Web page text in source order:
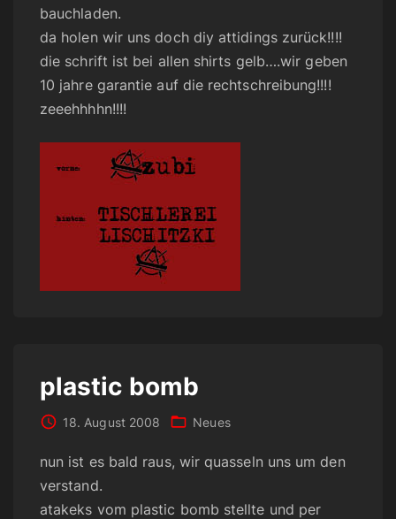
bauchladen.
da holen wir uns doch diy attidings zurück!!!!
die schrift ist bei allen shirts gelb….wir geben
10 jahre garantie auf die rechtschreibung!!!!
zeeehhhhn!!!!
plastic bomb
18. August 2008 Neues
nun ist es bald raus, wir quasseln uns um den
verstand.
atakeks vom plastic bomb stellte und per